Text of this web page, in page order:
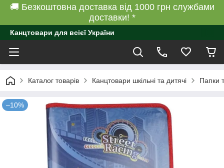
🚚 Безкоштовна доставка від 1000 грн службами
доставки! *
Канцтовари для всієї України
Каталог товарів Канцтовари шкільні та дитячі Папки
–10%